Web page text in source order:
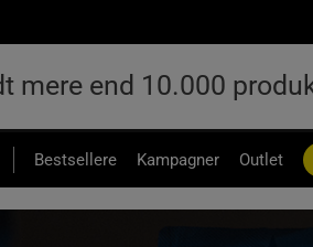
Bestsellere Kampagner Outlet